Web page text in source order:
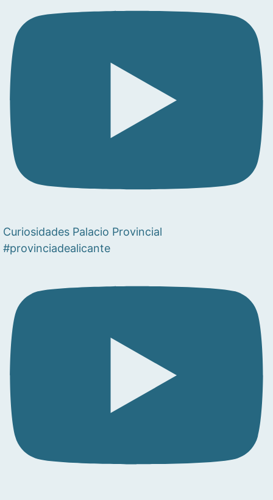
Curiosidades Palacio Provincial
#provinciadealicante